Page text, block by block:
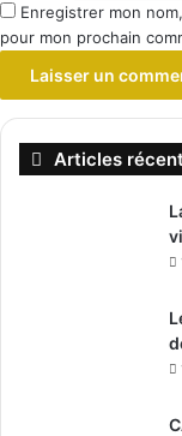
Enregistrer mon
pour mon prochain
Articles